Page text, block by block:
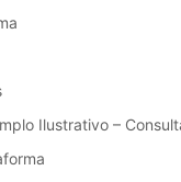
Ilustrativo –